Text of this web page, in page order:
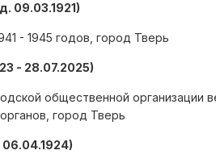
09.03.1921)
- 1945 годов, город Тверь
- 28.07.2025)
общественной организации
город Тверь